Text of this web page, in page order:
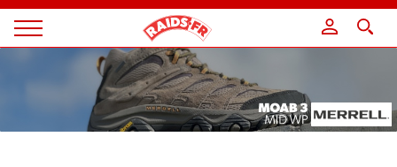
Magazine
Panneau de gestion des cookies